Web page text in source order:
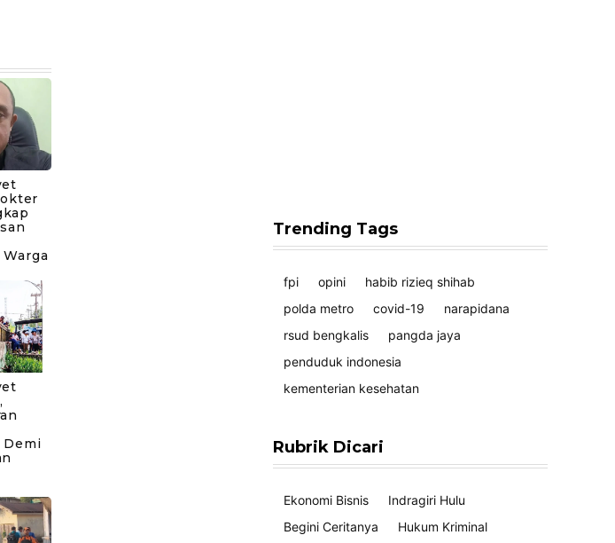
Trending Tags
fpi opini
habib rizieq shihab
polda metro
covid-19
narapidana
rsud bengkalis
pangda jaya
penduduk indonesia
kementerian kesehatan
Rubrik Dicari
Ekonomi Bisnis
Indragiri Hulu
Begini Ceritanya
Hukum Kriminal